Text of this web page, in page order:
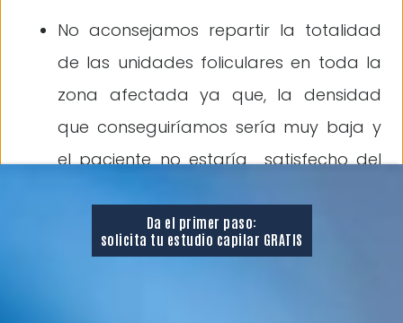
No aconsejamos repartir la totalidad
de las unidades foliculares en toda la
zona afectada ya que, la densidad
que conseguiríamos sería muy baja y
el paciente no estaría satisfecho del
Tampoco aconsejamos poner menos
cantidad de implantes ya que, el
Da el primer paso:
solicita tu estudio capilar GRATIS